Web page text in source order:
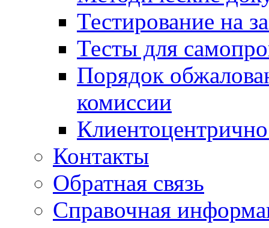
Тестирование на
Тесты для
Порядок
комиссии
Контакты
Обратная связь
Справочная